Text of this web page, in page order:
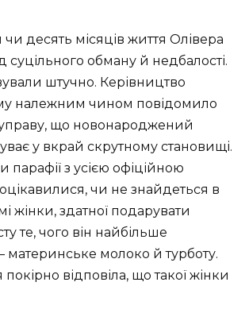
чи десять місяців життя Олівера
обману й недбалості.
штучно. Керівництво
належним чином повідомило
що новонароджений
у вкрай скрутному становищі.
парафії з усією офіційною
чи не знайдеться в
жінки, здатної подарувати
те, чого він найбільше
материнське молоко й турботу.
покірно відповіла, що такої жінки